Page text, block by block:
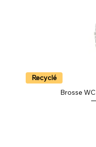
Recyclé
Brosse